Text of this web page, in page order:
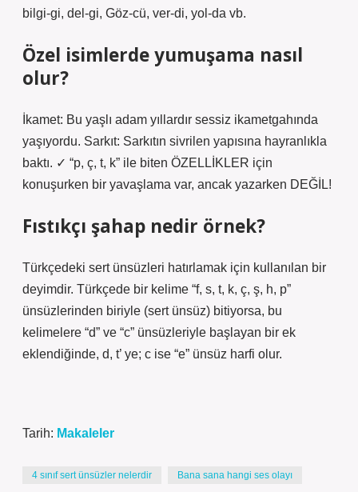
bilgi-gi, del-gi, Göz-cü, ver-di, yol-da vb.
Özel isimlerde yumuşama nasıl
olur?
İkamet: Bu yaşlı adam yıllardır sessiz ikametgahında
yaşıyordu. Sarkıt: Sarkıtın sivrilen yapısına hayranlıkla
baktı. ✓ “p, ç, t, k” ile biten ÖZELLİKLER için
konuşurken bir yavaşlama var, ancak yazarken DEĞİL!
Fıstıkçı şahap nedir örnek?
Türkçedeki sert ünsüzleri hatırlamak için kullanılan bir
deyimdir. Türkçede bir kelime “f, s, t, k, ç, ş, h, p”
ünsüzlerinden biriyle (sert ünsüz) bitiyorsa, bu
kelimelere “d” ve “c” ünsüzleriyle başlayan bir ek
eklendiğinde, d, t’ ye; c ise “e” ünsüz harfi olur.
Tarih: Makaleler
4 sınıf sert ünsüzler nelerdir Bana sana hangi ses olayı